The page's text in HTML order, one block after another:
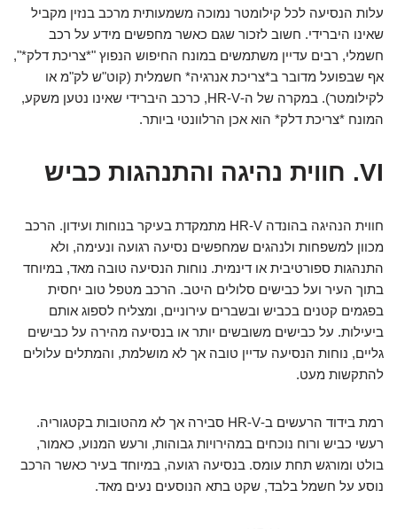
עלות הנסיעה לכל קילומטר נמוכה משמעותית מרכב בנזין מקביל
שאינו היברידי. חשוב לזכור שגם כאשר מחפשים מידע על רכב
חשמלי, רבים עדיין משתמשים במונח החיפוש הנפוץ "*צריכת דלק*",
אף שבפועל מדובר ב*צריכת אנרגיה* חשמלית (קוט"ש לק"מ או
לקילומטר). במקרה של ה-HR-V, כרכב היברידי שאינו נטען משקע,
המונח *צריכת דלק* הוא אכן הרלוונטי ביותר.
VI. חווית נהיגה והתנהגות כביש
חווית הנהיגה בהונדה HR-V מתמקדת בעיקר בנוחות ועידון. הרכב
מכוון למשפחות ולנהגים שמחפשים נסיעה רגועה ונעימה, ולא
התנהגות ספורטיבית או דינמית. נוחות הנסיעה טובה מאד, במיוחד
בתוך העיר ועל כבישים סלולים היטב. הרכב מטפל טוב יחסית
בפגמים קטנים בכביש ובשברים עירוניים, ומצליח לספוג אותם
ביעילות. על כבישים משובשים יותר או בנסיעה מהירה על כבישים
גליים, נוחות הנסיעה עדיין טובה אך לא מושלמת, והמתלים עלולים
להתקשות מעט.
רמת בידוד הרעשים ב-HR-V סבירה אך לא מהטובות בקטגוריה.
רעשי כביש ורוח נוכחים במהירויות גבוהות, ורעש המנוע, כאמור,
בולט ומורגש תחת עומס. בנסיעה רגועה, במיוחד בעיר כאשר הרכב
נוסע על חשמל בלבד, שקט בתא הנוסעים נעים מאד.